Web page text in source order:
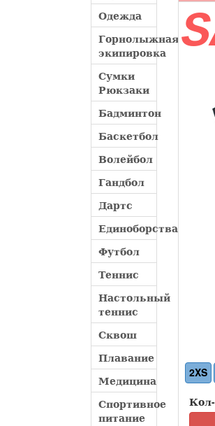
Одежда
Горнолыжная
экипировка
Сумки
Рюкзаки
Бадминтон
Баскетбол
Волейбол
Гандбол
Дартс
Единоборства
Футбол
Теннис
Настольный
теннис
Сквош
Плавание
Медицина
Спортивное
питание
2XS